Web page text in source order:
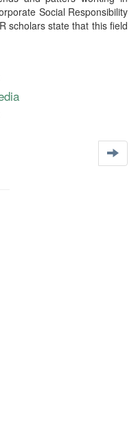
Social Responsibility
scholars state that this field